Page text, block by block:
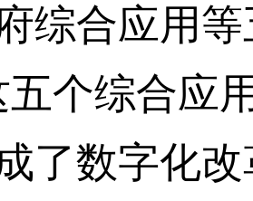
综合应用
综合应用
了数字化